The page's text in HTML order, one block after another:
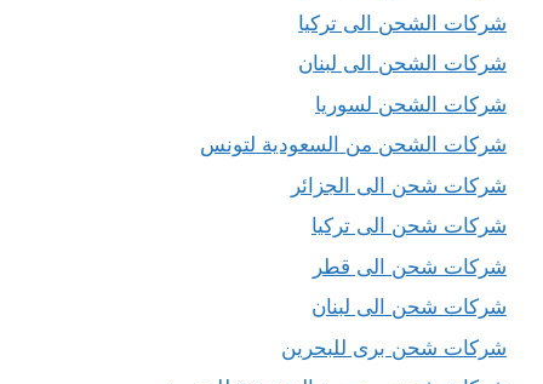
شركات الشحن الى تركيا
شركات الشحن الى لبنان
شركات الشحن لسوريا
شركات الشحن من السعودية لتونس
شركات شحن الى الجزائر
شركات شحن الى تركيا
شركات شحن الى قطر
شركات شحن الى لبنان
شركات شحن برى للبحرين